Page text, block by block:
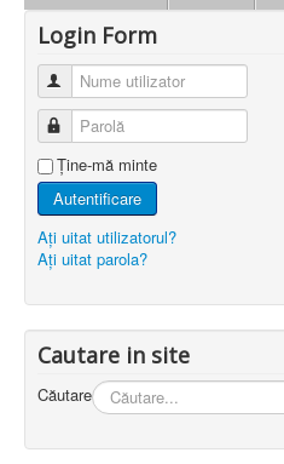
Login Form
Nume utilizator
Parolă
Ţine-mă minte
Autentificare
Aţi uitat utilizatorul?
Aţi uitat parola?
Cautare in site
Căutare